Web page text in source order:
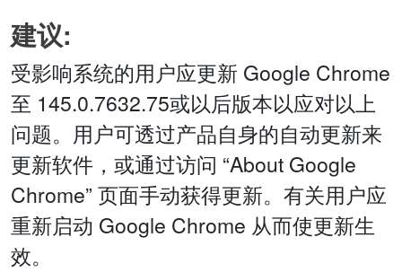
建议:
受影响系统的用户应更新 Google Chrome
至 145.0.7632.75或以后版本以应对以上
问题。用户可透过产品自身的自动更新来
更新软件，或通过访问 “About Google
Chrome” 页面手动获得更新。有关用户应
重新启动 Google Chrome 从而使更新生
效。